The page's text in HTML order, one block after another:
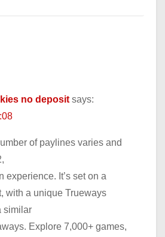
no deposit says:
of paylines varies and
experience. It’s set on a
with a unique Trueways
similar
Explore 7,000+ games,